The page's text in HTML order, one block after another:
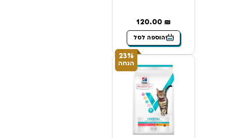
120.00 ₪
הוספה לסל
23%
הנחה